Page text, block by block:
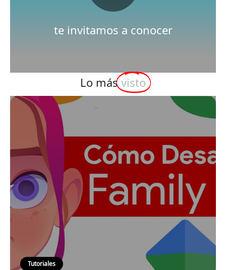
te invitamos a conocer
Nuestro canal de Youtube
Lo más visto
Tutoriales